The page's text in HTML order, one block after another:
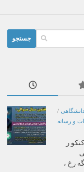
/
و رسانه
ر
رخ ،